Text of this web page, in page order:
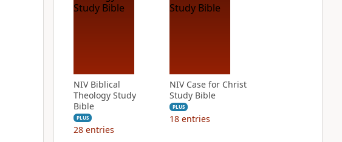
NIV Biblical
Theology Study
Bible
PLUS
28 entries
NIV Case for Christ
Study Bible
PLUS
18 entries